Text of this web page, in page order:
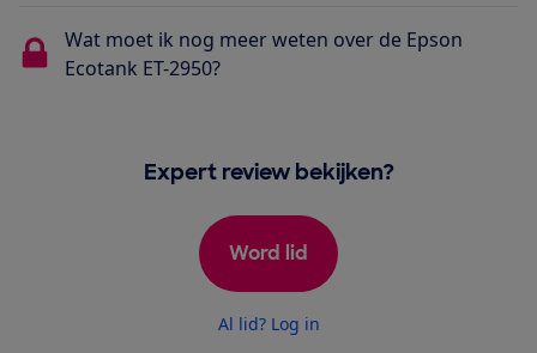
Wat moet ik nog meer weten over de Epson
Ecotank ET-2950?
Expert review bekijken?
Word lid
Al lid? Log in